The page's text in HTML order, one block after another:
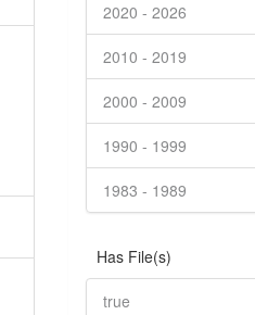
2020 - 2026
2010 - 2019
2000 - 2009
1990 - 1999
1983 - 1989
Has File(s)
true